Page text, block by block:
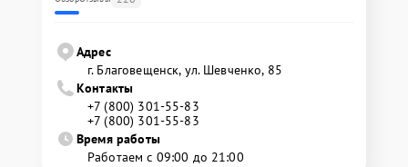
Адрес
г. Благовещенск, ул. Шевченко, 85
Контакты
+7 (800) 301-55-83
+7 (800) 301-55-83
Время работы
Работаем с 09:00 до 21:00